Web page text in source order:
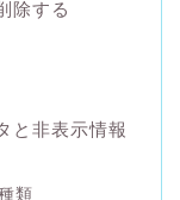
除する
と非表示情報
類